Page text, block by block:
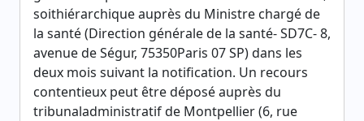
soithiérarchique auprès du Ministre chargé de
la santé (Direction générale de la santé- SD7C- 8,
avenue de Ségur, 75350Paris 07 SP) dans les
deux mois suivant la notification. Un recours
contentieux peut être déposé auprès du
tribunaladministratif de Montpellier (6, rue